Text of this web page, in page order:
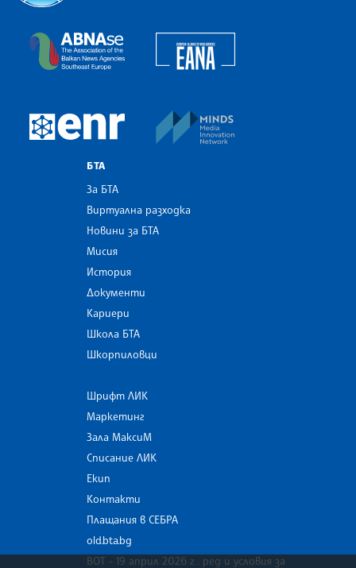
The Assocoation of the Balkan News Agencies
European Newsroom
БТА
За БТА
Виртуална разходка
Новини за БТА
Мисия
История
Документи
Кариери
Школа БТА
Шкорпиловци
Шрифт ЛИК
Маркетинг
Зала МаксиМ
Списание ЛИК
Екип
Контакти
Плащания в СЕБРА
old.bta.bg
ВОТ - 19 април 2026 г . ред и условия за